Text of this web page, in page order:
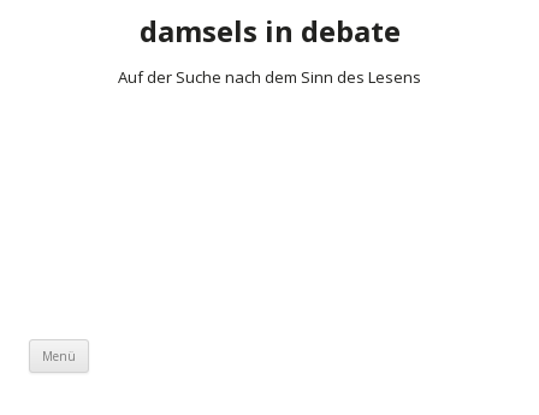
damsels in debate
Auf der Suche nach dem Sinn des Lesens
Menü